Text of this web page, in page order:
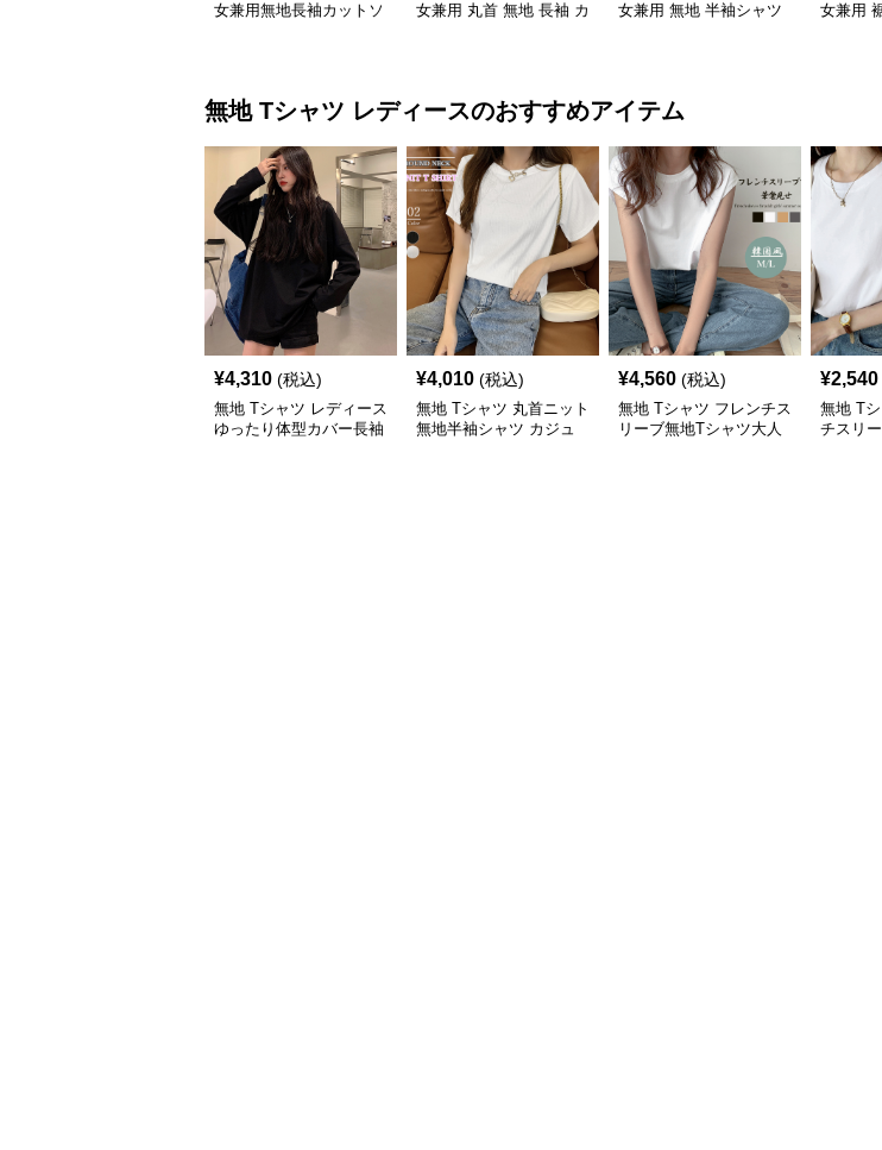
女兼用無地長袖カットソ
女兼用 丸首 無地 長袖 カ
女兼用 無地 半袖シャツ
女兼用
無地 Tシャツ レディースのおすすめアイテム
¥4,310 (税込)
無地 Tシャツ レディース
ゆったり体型カバー長袖
¥4,010 (税込)
無地 Tシャツ 丸首ニット
無地半袖シャツ カジュ
¥4,560 (税込)
無地 Tシャツ フレンチス
リーブ無地Tシャツ大人
¥2,540
無地 T
チスリ